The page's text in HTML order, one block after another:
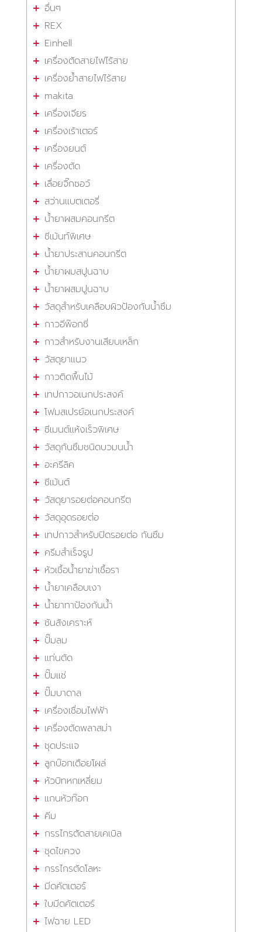
อื่นๆ
REX
Einhell
เครื่องตัดสายไฟไร้สาย
เครื่องย้ำสายไฟไร้สาย
makita
เครื่องเจียร
เครื่องเร้าเตอร์
เครื่องยนต์
เครื่องตัด
เลื่อยจิ๊กซอว์
สว่านแบตเตอรี่
น้ำยาผสมคอนกรีต
ซีเม้นท์พิเศษ
น้ำยาประสานคอนกรีต
น้ำยาผมสปูนฉาบ
น้ำยาผสมปูนฉาบ
วัสดุสำหรับเคลือบผิวป้องกันน้ำซึม
กาวอีพ๊อกซี่
กาวสำหรับงานเสียบเหล็ก
วัสดุยาแนว
กาวติดพื้นไม้
เทปกาวอเนกประสงค์
โฟมสเปรย์อเนกประสงค์
ซีเมนต์แห้งเร็วพิเศษ
วัสดุกันซึมชนิดบวมนน้ำ
อะครีลิค
ซีเม้นต์
วัสดุยารอยต่อคอนกรีต
วัสดุอุดรอยต่อ
เทปกาวสำหรับปิดรอยต่อ กันซึม
ครีมสำเร็จรูป
หัวเชื้อน้ำยาฆ่าเชื้อรา
น้ำยาเคลือบเงา
น้ำยาทาป้องกันน้ำ
ชันสังเคราะห์
ปั๊มลม
แท่นตัด
ปั๊มแช่
ปั๊มบาดาล
เครื่องเชื่อมไฟฟ้า
เครื่องตัดพลาสม่า
ชุดประแจ
ลูกบ๊อกเดือยโผล่
หัวบิทหกเหลี่ยม
แกนหัวท๊อก
คีม
กรรไกรตัดสายเคเบิล
ชุดไขควง
กรรไกรตัดโลหะ
มีดคัตเตอร์
ใบมีดคัตเตอร์
ไฟฉาย LED